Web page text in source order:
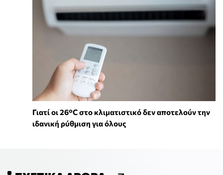
Γιατί οι 26°C στο κλιματιστικό δεν αποτελούν την
ιδανική ρύθμιση για όλους